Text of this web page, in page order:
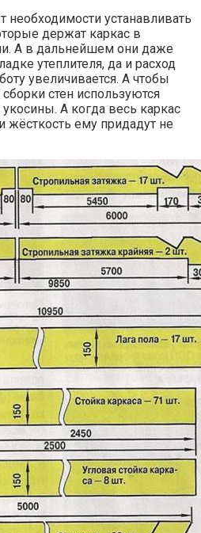
необходимости устанавливать
держат каркас в
А в дальнейшем они даже
утеплителя, да и расход
увеличивается. А чтобы
стен используются
А когда весь каркас
жёсткость ему придадут не